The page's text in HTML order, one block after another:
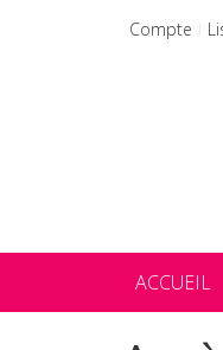
Allez
Compte
ACCUEIL